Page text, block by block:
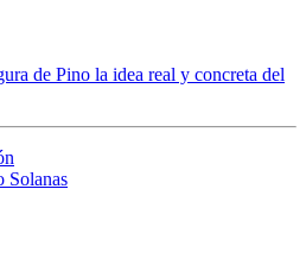
de Pino la idea real y concreta del
Solanas